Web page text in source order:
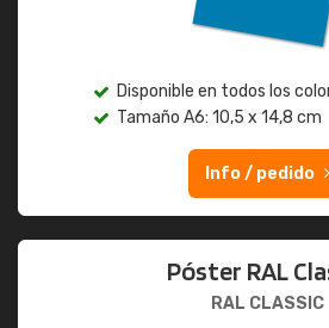
Disponible en todos los
Tamaño A6: 10,5 x 14,8 cm
Info / pedido
Póster RAL
RAL CLASSIC